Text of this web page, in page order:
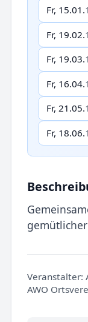
Fr, 15.01.
Fr, 19.02.
Fr, 19.03.
Fr, 16.04.
Fr, 21.05.
Fr, 18.06.
Veranstalter:
AWO